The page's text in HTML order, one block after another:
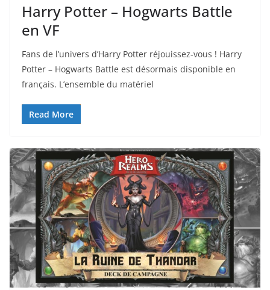
Harry Potter – Hogwarts Battle
en VF
Fans de l’univers d’Harry Potter réjouissez-vous ! Harry
Potter – Hogwarts Battle est désormais disponible en
français. L’ensemble du matériel
Read More